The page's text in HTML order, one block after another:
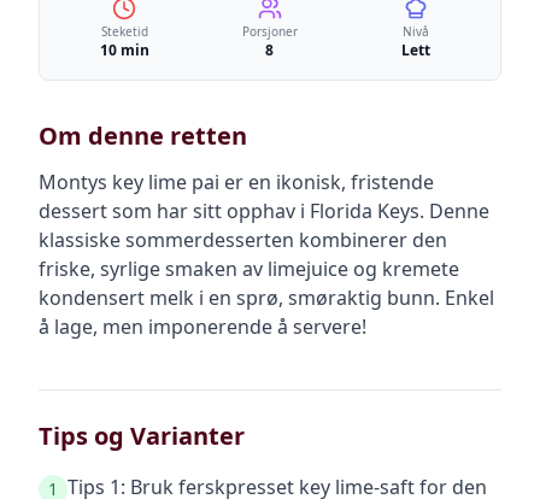
Steketid
10 min
Porsjoner
8
Nivå
Lett
Om denne retten
Montys key lime pai er en ikonisk, fristende
dessert som har sitt opphav i Florida Keys. Denne
klassiske sommerdesserten kombinerer den
friske, syrlige smaken av limejuice og kremete
kondensert melk i en sprø, smøraktig bunn. Enkel
å lage, men imponerende å servere!
Tips og Varianter
1 Tips 1: Bruk ferskpresset key lime-saft for den